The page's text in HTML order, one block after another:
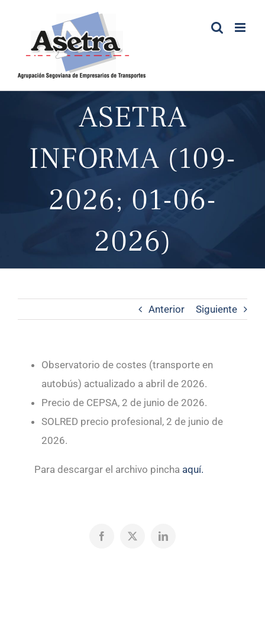
contenido
ASETRA
INFORMA (109-
2026; 01-06-
2026)
Anterior Siguiente
Observatorio de costes (transporte en
autobús) actualizado a abril de 2026.
Precio de CEPSA, 2 de junio de 2026.
SOLRED precio profesional, 2 de junio de
2026.
Para descargar el archivo pincha aquí.
Facebook
X LinkedIn